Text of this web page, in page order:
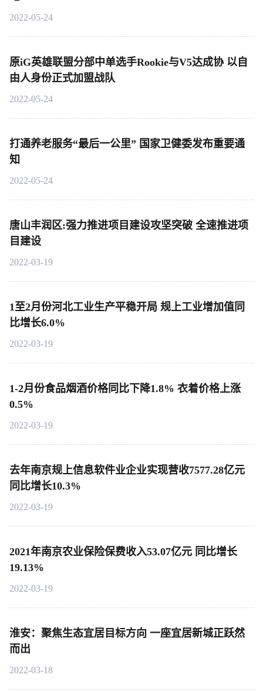
2022-05-24
原iG英雄联盟分部中单选手Rookie与V5达成协 以自
由人身份正式加盟战队
2022-05-24
打通养老服务“最后一公里” 国家卫健委发布重要通
知
2022-05-24
唐山丰润区:强力推进项目建设攻坚突破 全速推进项
目建设
2022-03-19
1至2月份河北工业生产平稳开局 规上工业增加值同
比增长6.0%
2022-03-19
1-2月份食品烟酒价格同比下降1.8% 衣着价格上涨
0.5%
2022-03-19
去年南京规上信息软件业企业实现营收7577.28亿元
同比增长10.3%
2022-03-19
2021年南京农业保险保费收入53.07亿元 同比增长
19.13%
2022-03-19
淮安：聚焦生态宜居目标方向 一座宜居新城正跃然
而出
2022-03-18